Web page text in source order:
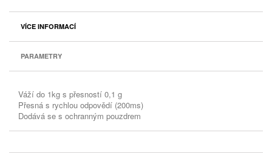
VÍCE INFORMACÍ
PARAMETRY
Váží do 1kg s přesností 0,1 g
Přesná s rychlou odpovědí (200ms)
Dodává se s ochranným pouzdrem